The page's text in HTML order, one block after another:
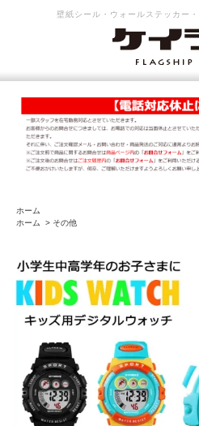
壁紙シール・ウォールステッカー
ホーム
ホーム
> その他